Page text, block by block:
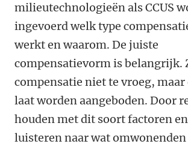
milieutechnologieën als CCUS
ingevoerd welk type
werkt en waarom. De juiste
compensatievorm is belangrijk.
compensatie niet te vroeg,
laat worden aangeboden. Door
houden met dit soort factoren
luisteren naar wat